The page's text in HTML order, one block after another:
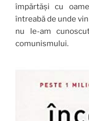
împărtăși cu
întreabă de unde
nu le-am
comunismului.